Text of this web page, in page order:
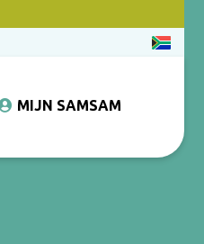
MIJN SAMSAM